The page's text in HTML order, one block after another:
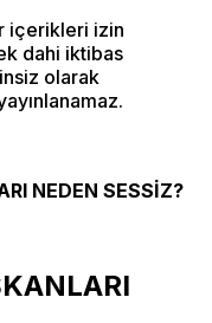
içerikleri izin
dahi iktibas
olarak
NEDEN SESSİZ?